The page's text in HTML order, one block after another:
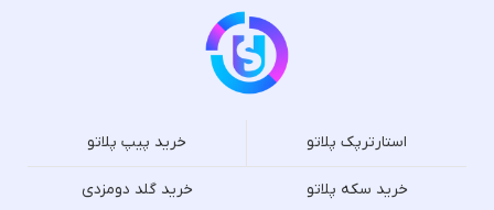
استارترپک پلاتو خرید پیپ پلاتو
خرید سکه پلاتو خرید گلد دومزدی